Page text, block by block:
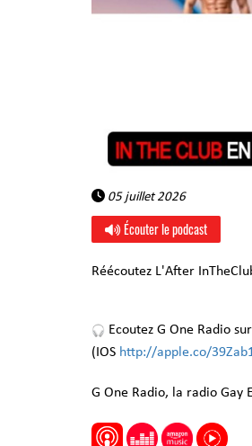
05 juillet 2026
Écouter le podcast
Réécoutez L'After
Ecoutez G One Radio sur
(IOS http://apple.co/
G One Radio, la radio Gay